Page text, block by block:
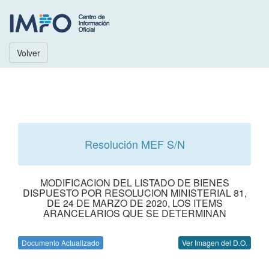
Volver
Resolución MEF S/N
MODIFICACION DEL LISTADO DE BIENES
DISPUESTO POR RESOLUCION MINISTERIAL 81,
DE 24 DE MARZO DE 2020, LOS ITEMS
ARANCELARIOS QUE SE DETERMINAN
Documento Actualizado Ver Imagen del D.O.